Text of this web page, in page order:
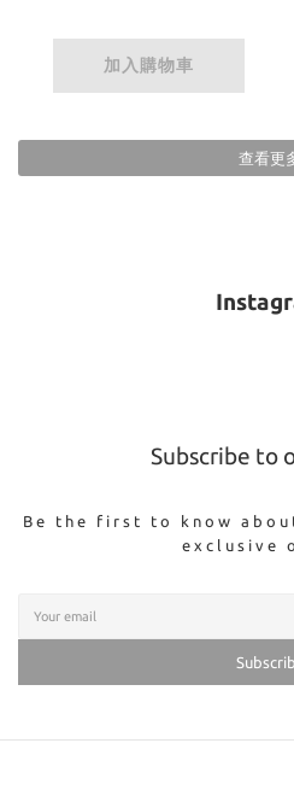
加入購物車
查看更
Subscribe to
Be the first to know
exclusive